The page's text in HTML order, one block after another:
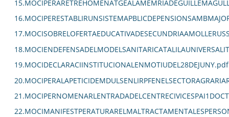
19.MOCIDECLARACIINSTITUCIONALENMOTIUDEL28DEJUNY.pdf